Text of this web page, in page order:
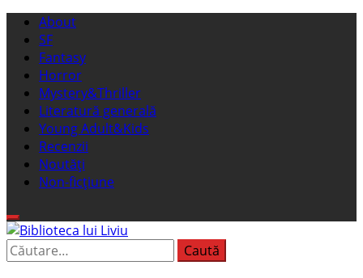
Sari
conținut
Meniu
principal
About
SF
Fantasy
Horror
Mystery&Thriller
Literatură generală
Young Adult&Kids
Recenzii
Noutăți
Non-ficțiune
Biblioteca lui Liviu
Fostul blog FanSF
Caută
după: